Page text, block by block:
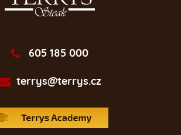
605 185 000
terrys@terrys.cz